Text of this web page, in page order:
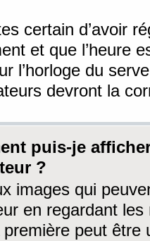
certain d’avoir
et que l’heure
l’horloge du
devront la
puis-je
?
images qui
en regardant
première peut être